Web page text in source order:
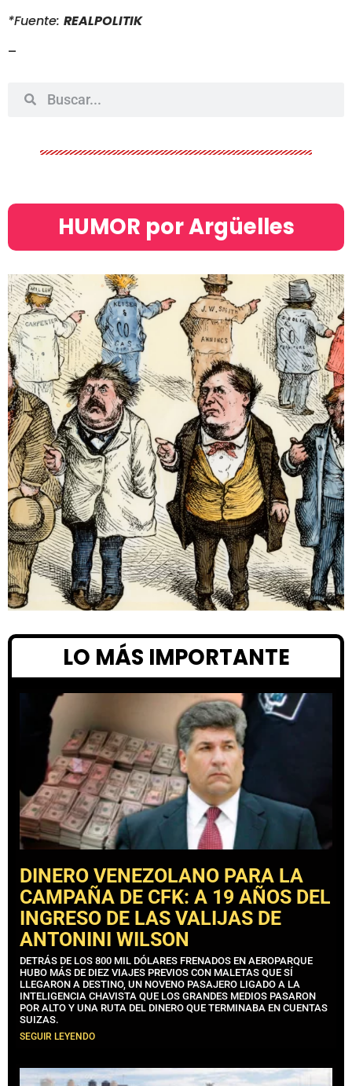
*Fuente: REALPOLITIK
–
HUMOR por Argüelles​
LO MÁS IMPORTANTE
DINERO VENEZOLANO PARA LA
CAMPAÑA DE CFK: A 19 AÑOS DEL
INGRESO DE LAS VALIJAS DE
ANTONINI WILSON
DETRÁS DE LOS 800 MIL DÓLARES FRENADOS EN AEROPARQUE
HUBO MÁS DE DIEZ VIAJES PREVIOS CON MALETAS QUE SÍ
LLEGARON A DESTINO, UN NOVENO PASAJERO LIGADO A LA
INTELIGENCIA CHAVISTA QUE LOS GRANDES MEDIOS PASARON
POR ALTO Y UNA RUTA DEL DINERO QUE TERMINABA EN CUENTAS
SUIZAS.
SEGUIR LEYENDO